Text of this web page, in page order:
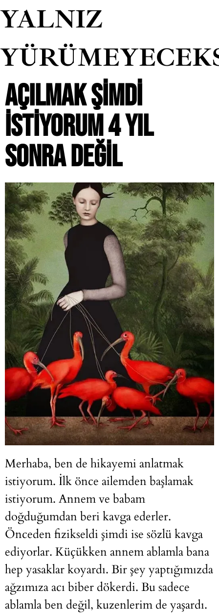
YALNIZ
AÇILMAK ŞIMDI
ISTIYORUM 4 YIL
SONRA DEĞIL
Merhaba, ben de hikayemi anlatmak
istiyorum. İlk önce ailemden başlamak
istiyorum. Annem ve babam
doğduğumdan beri kavga ederler.
Önceden fizikseldi şimdi ise sözlü kavga
ediyorlar. Küçükken annem ablamla bana
hep yasaklar koyardı. Bir şey yaptığımızda
ağzımıza acı biber dökerdi. Bu sadece
ablamla ben değil, kuzenlerim de yaşardı.